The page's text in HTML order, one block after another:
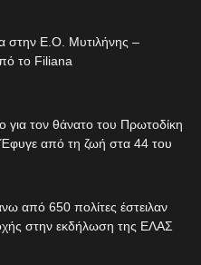
στην Ε.Ο. Μυτιλήνης –
το Filiana
για τον θάνατο του Πρωτοδίκη
Έφυγε από τη ζωή στα 44 του
από 650 πολίτες έστειλαν
στην εκδήλωση της ΕΛΑΣ